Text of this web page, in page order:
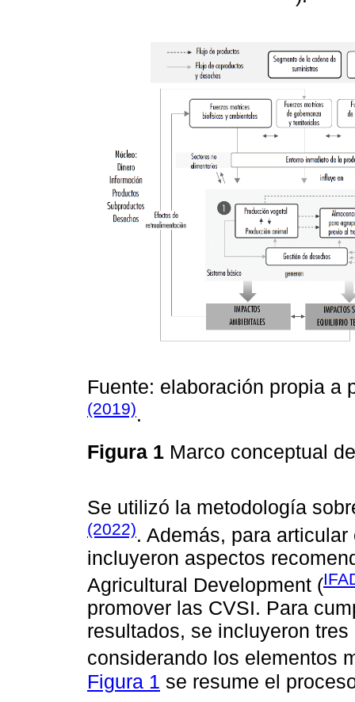
Fuente: elaboración propia a
(2019).
Figura 1 Marco conceptual
Se utilizó la metodología
(2022). Además, para
incluyeron aspectos
Agricultural Development (
promover las CVSI. Para
resultados, se incluyeron
considerando los elementos
Figura 1 se resume el